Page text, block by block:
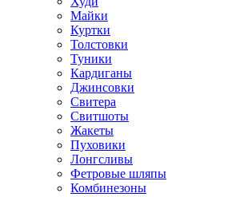
Майки
Куртки
Толстовки
Туники
Кардиганы
Джинсовки
Свитера
Свитшоты
Жакеты
Пуховики
Лонгсливы
Фетровые шляпы
Комбинезоны